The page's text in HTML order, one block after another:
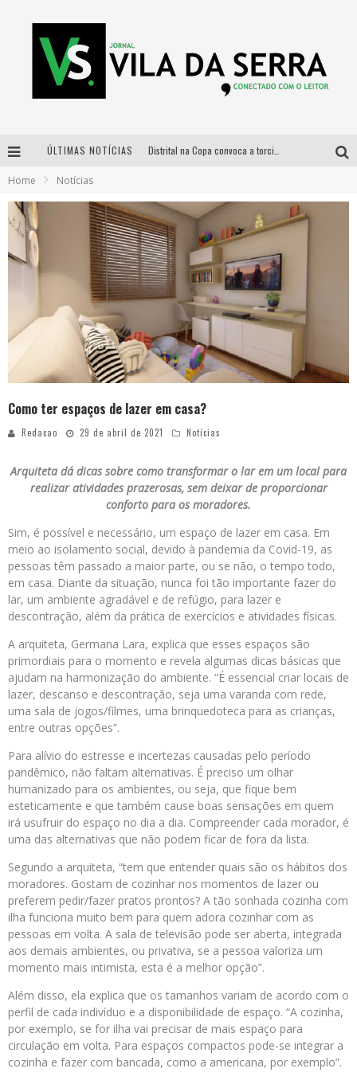
ÚLTIMAS NOTÍCIAS
Home Notícias
Como ter espaços de lazer em casa?
Redacao 29 de abril de 2021 Notícias
Arquiteta dá dicas sobre como transformar o lar em um local para
realizar atividades prazerosas, sem deixar de proporcionar
conforto para os moradores.
Sim, é possível e necessário, um espaço de lazer em casa. Em
meio ao isolamento social, devido à pandemia da Covid-19, as
pessoas têm passado a maior parte, ou se não, o tempo todo,
em casa. Diante da situação, nunca foi tão importante fazer do
lar, um ambiente agradável e de refúgio, para lazer e
descontração, além da prática de exercícios e atividades físicas.
A arquiteta, Germana Lara, explica que esses espaços são
primordiais para o momento e revela algumas dicas básicas que
ajudam na harmonização do ambiente. “É essencial criar locais de
lazer, descanso e descontração, seja uma varanda com rede,
uma sala de jogos/filmes, uma brinquedoteca para as crianças,
entre outras opções”.
Para alívio do estresse e incertezas causadas pelo período
pandêmico, não faltam alternativas. É preciso um olhar
humanizado para os ambientes, ou seja, que fique bem
esteticamente e que também cause boas sensações em quem
irá usufruir do espaço no dia a dia. Compreender cada morador, é
uma das alternativas que não podem ficar de fora da lista.
Segundo a arquiteta, “tem que entender quais são os hábitos dos
moradores. Gostam de cozinhar nos momentos de lazer ou
preferem pedir/fazer pratos prontos? A tão sonhada cozinha com
ilha funciona muito bem para quem adora cozinhar com as
pessoas em volta. A sala de televisão pode ser aberta, integrada
aos demais ambientes, ou privativa, se a pessoa valoriza um
momento mais intimista, esta é a melhor opção”.
Além disso, ela explica que os tamanhos variam de acordo com o
perfil de cada indivíduo e a disponibilidade de espaço. “A cozinha,
por exemplo, se for ilha vai precisar de mais espaço para
circulação em volta. Para espaços compactos pode-se integrar a
cozinha e fazer com bancada, como a americana, por exemplo”.